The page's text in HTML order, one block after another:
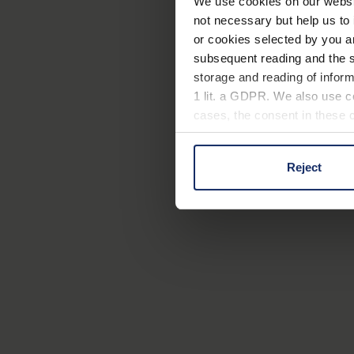
not necessary but help us
or cookies selected by you
subsequent reading and the
storage and reading of
1 lit. a GDPR. We also use
cases, the consent in these
You can consent to the use
on "Reject". You can
footer of our website).
Reject